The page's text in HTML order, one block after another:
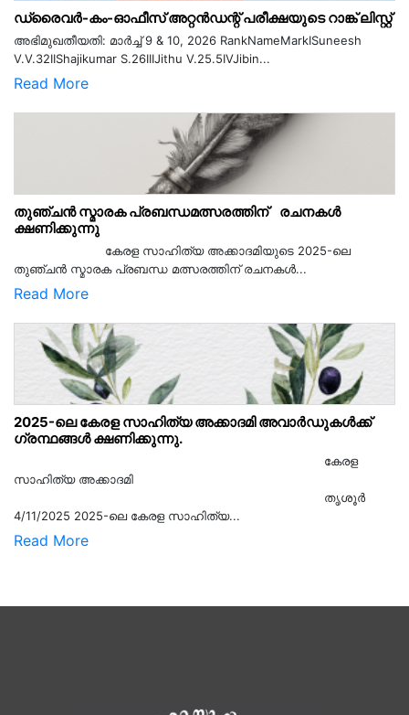
ഡ്രൈവർ-കം-ഓഫീസ് അറ്റൻഡന്റ് പരീക്ഷയുടെ റാങ്ക് ലിസ്റ്റ്
അഭിമുഖതീയതി: മാർച്ച് 9 & 10, 2026 RankNameMarkISuneesh
V.V.32IIShajikumar S.26IIIJithu V.25.5IVJibin...
Read More
തുഞ്ചൻ സ്മാരക പ്രബന്ധമത്സരത്തിന് രചനകൾ
ക്ഷണിക്കുന്നു
കേരള സാഹിത്യ അക്കാദമിയുടെ 2025-ലെ
തുഞ്ചൻ സ്മാരക പ്രബന്ധ മത്സരത്തിന് രചനകൾ...
Read More
2025-ലെ കേരള സാഹിത്യ അക്കാദമി അവാർഡുകൾക്ക്
ഗ്രന്ഥങ്ങൾ ക്ഷണിക്കുന്നു.
കേരള
സാഹിത്യ അക്കാദമി
തൃശൂര്‍
4/11/2025 2025-ലെ കേരള സാഹിത്യ...
Read More